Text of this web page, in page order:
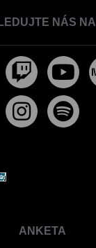
NÁS NA
ANKETA